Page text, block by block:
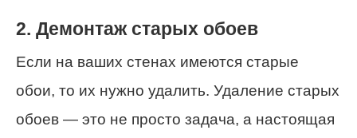
2. Демонтаж старых обоев
Если на ваших стенах имеются старые
обои, то их нужно удалить. Удаление старых
обоев — это не просто задача, а настоящая